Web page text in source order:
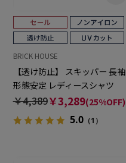
BRICK HOUSE
【透け防止】 スキッパー 長袖
形態安定 レディースシャツ
￥4,389￥3,289(25%OFF)
5.0（1）